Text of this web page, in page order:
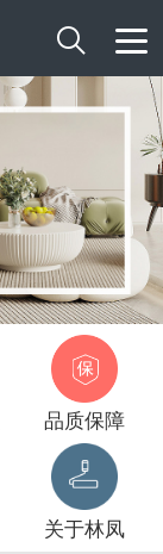

品质保障
关于林凤